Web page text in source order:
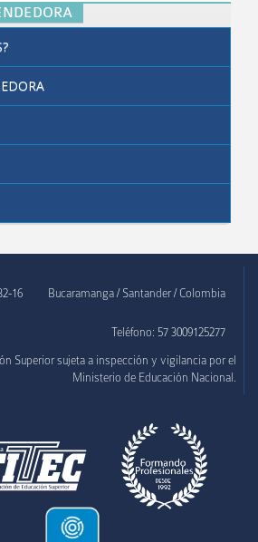
16 Bucaramanga / Santander / Colombia
Teléfono: 57 3009125277
Superior sujeta a inspección y vigilancia por el
Ministerio de Educación Nacional.